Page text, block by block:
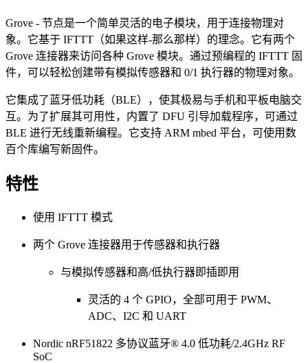
Grove - 节点是一个简单灵活的电子模块，用于连接物理对
象。它基于 IFTTT（如果这样-那么那样）的理念。它有两个
Grove 连接器来访问各种 Grove 模块。通过预编程的 IFTTT 固
件，可以轻松创建带有模拟传感器和 0/1 执行器的物理对象。
它集成了蓝牙低功耗（BLE），使其极易与手机和平板电脑交
互。为了扩展其可用性，内置了 DFU 引导加载程序，可通过
BLE 进行无线重新编程。它支持 ARM mbed 平台，可使用数
百个库编写新固件。
特性
使用 IFTTT 模式
两个 Grove 连接器用于传感器和执行器
与模拟传感器和高/低执行器即插即用
灵活的 4 个 GPIO，全部可用于 PWM、
ADC、I2C 和 UART
Nordic nRF51822 多协议蓝牙® 4.0 低功耗/2.4GHz RF
SoC